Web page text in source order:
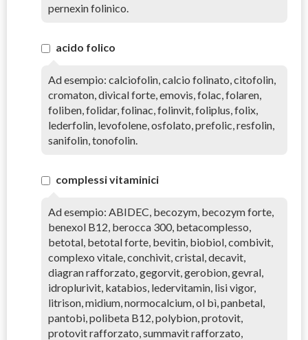
pernexin folinico.
acido folico
Ad esempio: calciofolin, calcio folinato, citofolin,
cromaton, divical forte, emovis, folac, folaren,
foliben, folidar, folinac, folinvit, foliplus, folix,
lederfolin, levofolene, osfolato, prefolic, resfolin,
sanifolin, tonofolin.
complessi vitaminici
Ad esempio: ABIDEC, becozym, becozym forte,
benexol B12, berocca 300, betacomplesso,
betotal, betotal forte, bevitin, biobiol, combivit,
complexo vitale, conchivit, cristal, decavit,
diagran rafforzato, gegorvit, gerobion, gevral,
idroplurivit, katabios, ledervitamin, lisi vigor,
litrison, midium, normocalcium, ol bì, panbetal,
pantobi, polibeta B12, polybion, protovit,
protovit rafforzato, summavit rafforzato,